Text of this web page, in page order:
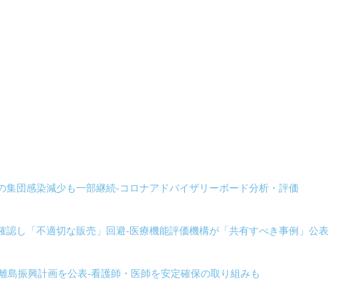
集団感染減少も一部継続-コロナアドバイザリーボード分析・評価
認し「不適切な販売」回避-医療機能評価機構が「共有すべき事例」公表
島振興計画を公表-看護師・医師を安定確保の取り組みも